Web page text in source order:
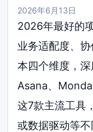
2026年6月13日
2026年最好的
业务适配度、
本四个维度，
Asana、
这7款主流工具
或数据驱动等不